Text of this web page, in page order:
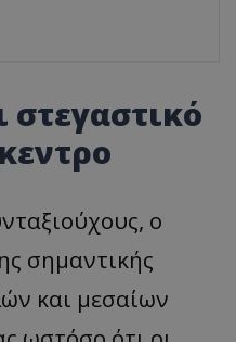
στεγαστικό
ο
σημαντικής
και μεσαίων